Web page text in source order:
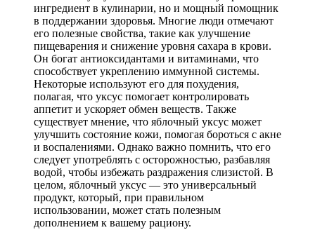
ингредиент в кулинарии, но и мощный помощник
в поддержании здоровья. Многие люди отмечают
его полезные свойства, такие как улучшение
пищеварения и снижение уровня сахара в крови.
Он богат антиоксидантами и витаминами, что
способствует укреплению иммунной системы.
Некоторые используют его для похудения,
полагая, что уксус помогает контролировать
аппетит и ускоряет обмен веществ. Также
существует мнение, что яблочный уксус может
улучшить состояние кожи, помогая бороться с акне
и воспалениями. Однако важно помнить, что его
следует употреблять с осторожностью, разбавляя
водой, чтобы избежать раздражения слизистой. В
целом, яблочный уксус — это универсальный
продукт, который, при правильном
использовании, может стать полезным
дополнением к вашему рациону.